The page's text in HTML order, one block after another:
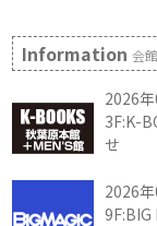
Information会
2026年
3F:K-
せ
2026年
9F:BIG